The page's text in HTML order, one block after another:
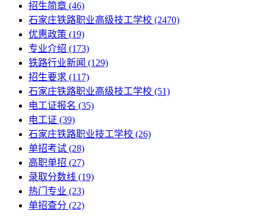
招生简章 (46)
石家庄铁路职业高级技工学校 (2470)
优惠政策 (19)
专业介绍 (173)
铁路行业新闻 (129)
招生要求 (117)
石家庄铁路职业高级技工学校​ (51)
电工证报名 (35)
电工证 (39)
石家庄铁路职业技工学校 (26)
单招考试 (28)
高职单招 (27)
录取分数线 (19)
热门专业 (23)
单招查分 (22)